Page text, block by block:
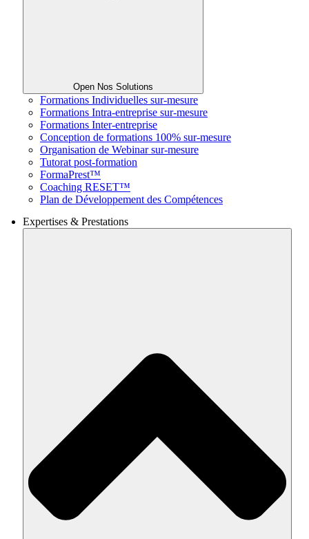
Open Nos Solutions
Formations Individuelles sur-mesure
Formations Intra-entreprise sur-mesure
Formations Inter-entreprise
Conception de formations 100% sur-mesure
Organisation de Webinar sur-mesure
Tutorat post-formation
FormaPrest™
Coaching RESET™
Plan de Développement des Compétences
Expertises & Prestations